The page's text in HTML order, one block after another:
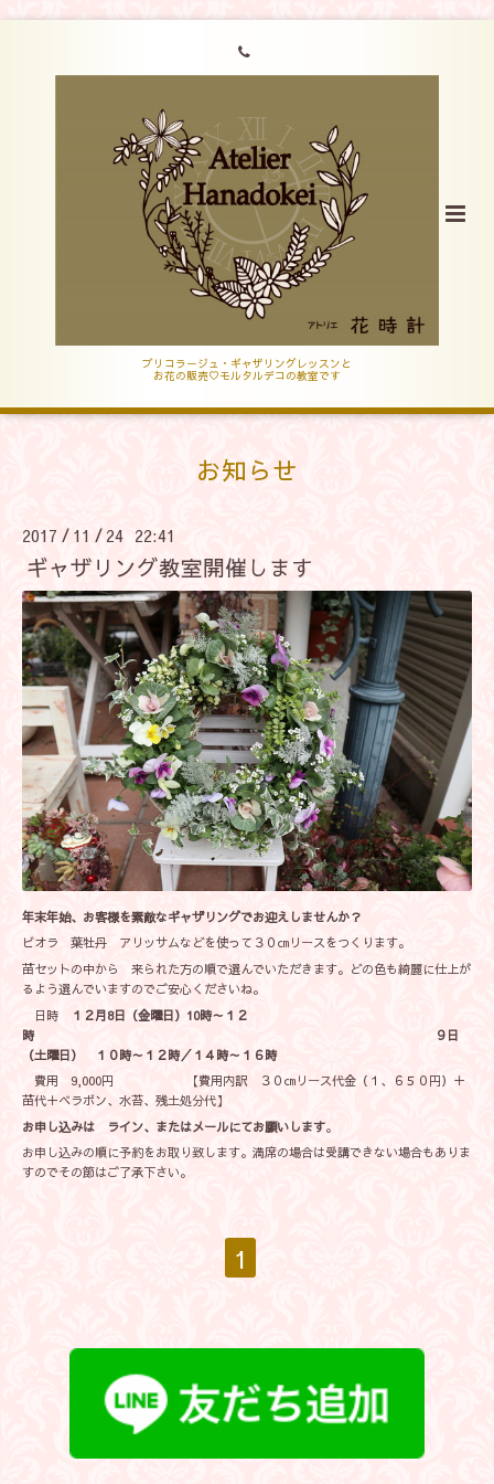
ブリコラージュ・ギャザリングレッスンと
お花の販売♡モルタルデコの教室です
お知らせ
2017 / 11 / 24 22:41
ギャザリング教室開催します
年末年始、お客様を素敵なギャザリングでお迎えしませんか？
ビオラ 葉牡丹 アリッサムなどを使って３０㎝リースをつくります。
苗セットの中から 来られた方の順で選んでいただきます。どの色も綺麗に仕上が
るよう選んでいますのでご安心くださいね。
日時
１２月8日（金曜日）10時～１２
時 ９日
（土曜日） １０時～１２時／１４時～１６時
費用 9,000円 【費用内訳 ３０㎝リース代金（１、６５０円）＋
苗代＋ベラボン、水苔、残土処分代】
お申し込みは ライン、またはメールにてお願いします。
お申し込みの順に予約をお取り致します。満席の場合は受講できない場合もありま
すのでその節はご了承下さい。
1